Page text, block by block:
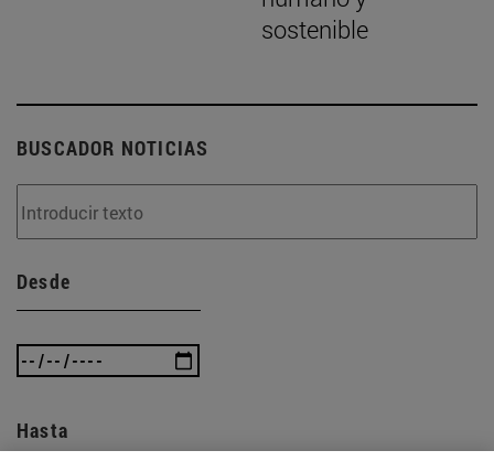
sostenible
BUSCADOR NOTICIAS
Desde
Hasta